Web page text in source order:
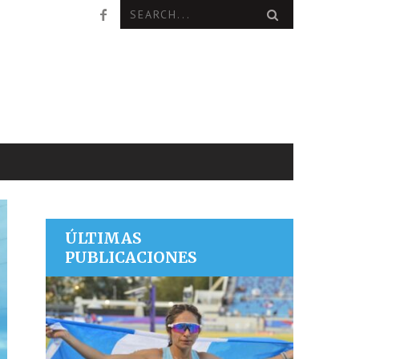
ÚLTIMAS
PUBLICACIONES